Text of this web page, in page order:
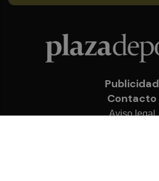
Publicidad
Contacto
Aviso legal